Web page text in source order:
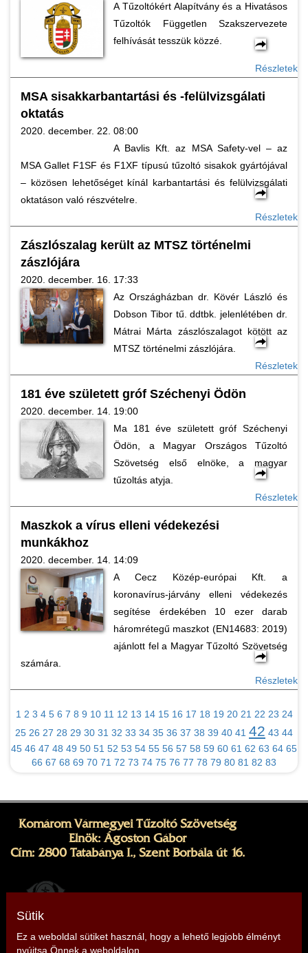
A Tűzoltókért Alapítvány és a Hivatásos
Tűzoltók Független Szakszervezete
felhívását tesszük közzé.
Részletek
MSA sisakkarbantartási és -felülvizsgálati
oktatás
2020. december. 22. 08:00
A Bavlis Kft. az MSA Safety-vel – az
MSA Gallet F1SF és F1XF típusú tűzoltó sisakok gyártójával
– közösen lehetőséget kínál karbantartási és felülvizsgálati
oktatáson való részvételre.
Részletek
Zászlószalag került az MTSZ történelmi
zászlójára
2020. december. 16. 17:33
Az Országházban dr. Kövér László és
Dobson Tibor tű. ddtbk. jelenlétében dr.
Mátrai Márta zászlószalagot kötött az
MTSZ történelmi zászlójára.
Részletek
181 éve született gróf Széchenyi Ödön
2020. december. 14. 19:00
Ma 181 éve született gróf Széchenyi
Ödön, a Magyar Országos Tűzoltó
Szövetség első elnöke, a magyar
tűzoltás atyja.
Részletek
Maszkok a vírus elleni védekezési
munkákhoz
2020. december. 14. 14:09
A Cecz Közép-európai Kft. a
koronavírus-járvány elleni védekezés
segítése érdekében 10 ezer darab
háromrétegű maszkot (EN14683: 2019)
ajánlott fel a Magyar Tűzoltó Szövetség
számára.
Részletek
1 2 3 4 5 6 7 8 9 10 11 12 13 14 15 16 17 18 19 20 21 22 23 24
25 26 27 28 29 30 31 32 33 34 35 36 37 38 39 40 41 42 43 44
45 46 47 48 49 50 51 52 53 54 55 56 57 58 59 60 61 62 63 64 65
66 67 68 69 70 71 72 73 74 75 76 77 78 79 80 81 82 83
Komárom Vármegyei Tűzoltó Szövetség
Elnök: Ágoston Gábor
Cím: 2800 Tatabánya I., Szent Borbála út 16.
Sütik
Ez a weboldal sütiket használ, hogy a lehető legjobb élményt
nyújtsa Önnek a weboldalon.